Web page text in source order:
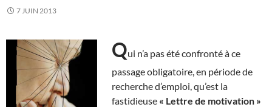
7 JUIN 2013
Qui n’a pas été confronté à ce
passage obligatoire, en période de
recherche d’emploi, qu’est la
fastidieuse « Lettre de motivation »